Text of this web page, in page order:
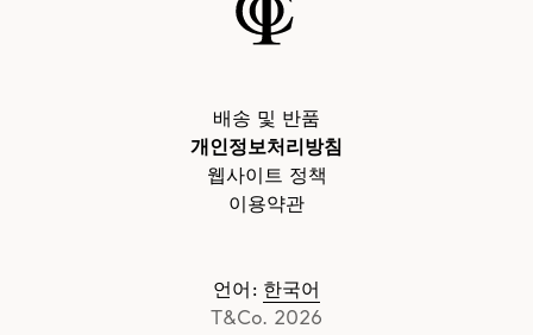
배송 및 반품
개인정보처리방침
웹사이트 정책
이용약관
언어 : 한국어
T&Co. 2026